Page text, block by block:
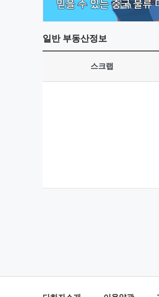
일반부동산정보
스크랩